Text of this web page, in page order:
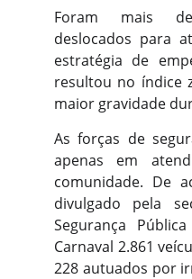
Foram mais
deslocados para
estratégia de
resultou no índice
maior gravidade
As forças de
apenas em
comunidade. De
divulgado pela
Segurança
Carnaval 2.861
228 autuados por